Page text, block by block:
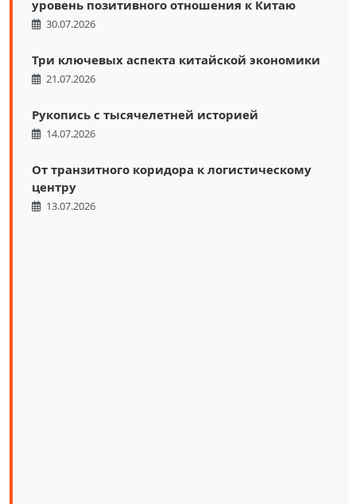
уровень позитивного отношения к Китаю
30.07.2026
Три ключевых аспекта китайской экономики
21.07.2026
Рукопись с тысячелетней историей
14.07.2026
От транзитного коридора к логистическому
центру
13.07.2026